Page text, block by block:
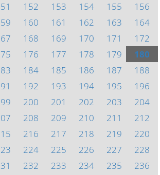
152 153 154 155
156
160 161 162 163
164
168 169 170 171
172
176 177 178 179
180
184 185 186 187
188
192 193 194 195
196
200 201 202 203
204
208 209 210 211
212
216 217 218 219
220
224 225 226 227
228
232 233 234 235
236